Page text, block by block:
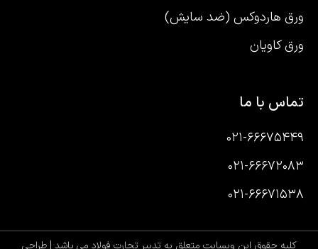
ورق هاردوکس (ضد سایش)
ورق کاویان
تماس با ما
۰۲۱-۶۶۶۷۵۴۴۹
۰۲۱-۶۶۶۷۲۰۸۳
۰۲۱-۶۶۶۷۱۵۳۸